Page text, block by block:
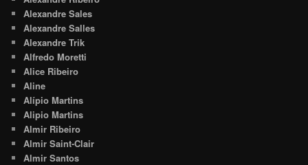
Alexandre Sales
Alexandre Salles
Alexandre Trik
Alfredo Moretti
Alice Ribeiro
Aline
Alípio Martins
Alipio Martins
Almir Ribeiro
Almir Saint-Clair
Almir Santos